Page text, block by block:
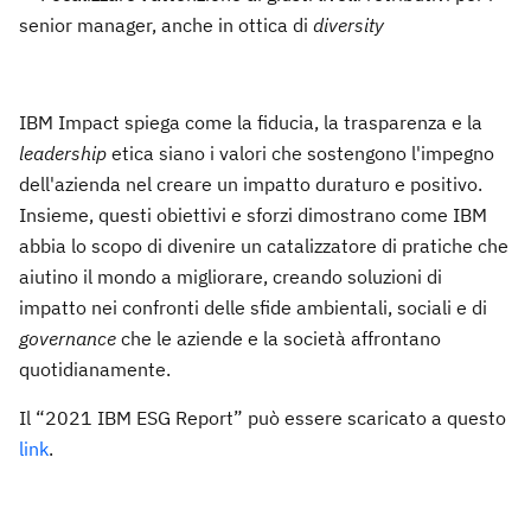
senior manager, anche in ottica di diversity
IBM Impact spiega come la fiducia, la trasparenza e la
leadership etica siano i valori che sostengono l'impegno
dell'azienda nel creare un impatto duraturo e positivo.
Insieme, questi obiettivi e sforzi dimostrano come IBM
abbia lo scopo di divenire un catalizzatore di pratiche che
aiutino il mondo a migliorare, creando soluzioni di
impatto nei confronti delle sfide ambientali, sociali e di
governance che le aziende e la società affrontano
quotidianamente.
Il “2021 IBM ESG Report” può essere scaricato a questo
link.